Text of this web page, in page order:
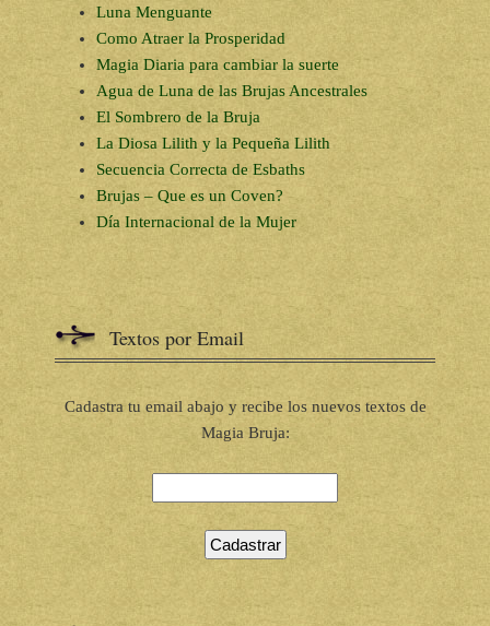
Luna Menguante
Como Atraer la Prosperidad
Magia Diaria para cambiar la suerte
Agua de Luna de las Brujas Ancestrales
El Sombrero de la Bruja
La Diosa Lilith y la Pequeña Lilith
Secuencia Correcta de Esbaths
Brujas – Que es un Coven?
Día Internacional de la Mujer
Textos por Email
Cadastra tu email abajo y recibe los nuevos textos de
Magia Bruja: